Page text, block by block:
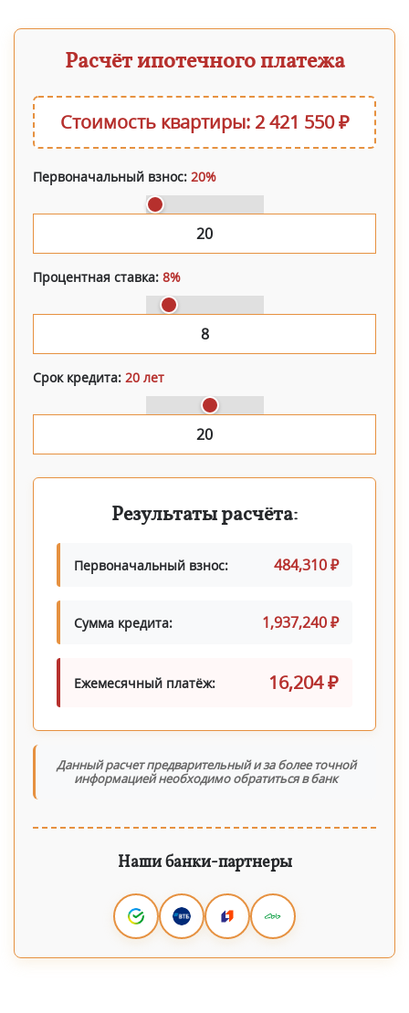
Расчёт ипотечного платежа
Стоимость квартиры: 2 421 550 ₽
Первоначальный взнос: 20%
Процентная ставка: 8%
Срок кредита: 20 лет
Результаты расчёта:
Первоначальный взнос: 484,310 ₽
Сумма кредита: 1,937,240 ₽
Ежемесячный платёж: 16,204 ₽
Данный расчет предварительный и за более точной
информацией необходимо обратиться в банк
Наши банки-партнеры